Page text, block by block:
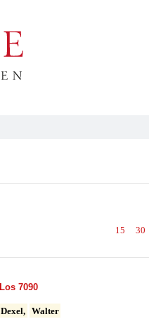
15 30
Los 7090
Dexel, Walter